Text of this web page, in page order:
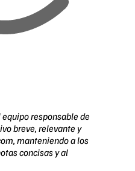
responsable de
breve, relevante y
manteniendo a los
concisas y al